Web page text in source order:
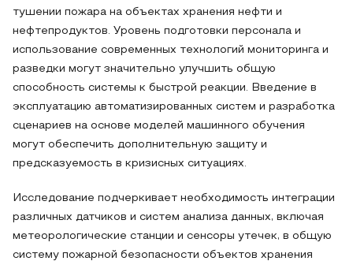
тушении пожара на объектах хранения нефти и
нефтепродуктов. Уровень подготовки персонала и
использование современных технологий мониторинга и
разведки могут значительно улучшить общую
способность системы к быстрой реакции. Введение в
эксплуатацию автоматизированных систем и разработка
сценариев на основе моделей машинного обучения
могут обеспечить дополнительную защиту и
предсказуемость в кризисных ситуациях.
Исследование подчеркивает необходимость интеграции
различных датчиков и систем анализа данных, включая
метеорологические станции и сенсоры утечек, в общую
систему пожарной безопасности объектов хранения